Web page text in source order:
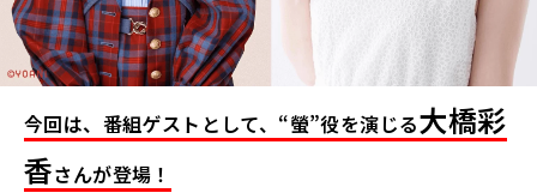
今回は、番組ゲストとして、“螢”役を演じる大橋彩
香さんが登場！